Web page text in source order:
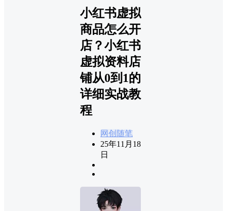
小红书虚拟
商品怎么开
店？小红书
虚拟资料店
铺从0到1的
详细实战教
程
网创随笔
25年11月18
日